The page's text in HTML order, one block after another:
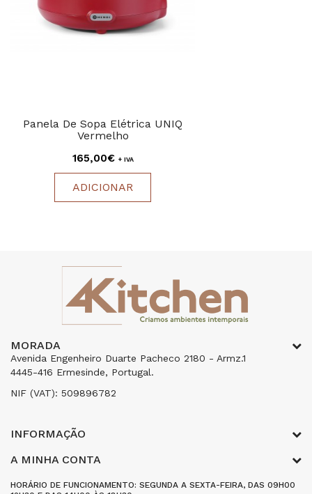
Panela De Sopa Elétrica UNIQ
Vermelho
165,00€ + IVA
ADICIONAR
MORADA
Avenida Engenheiro Duarte Pacheco 2180 - Armz.1
4445-416 Ermesinde, Portugal.
NIF (VAT): 509896782
INFORMAÇÃO
A MINHA CONTA
HORÁRIO DE FUNCIONAMENTO: SEGUNDA A SEXTA-FEIRA, DAS 09H00